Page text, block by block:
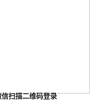
扫描二维码登录